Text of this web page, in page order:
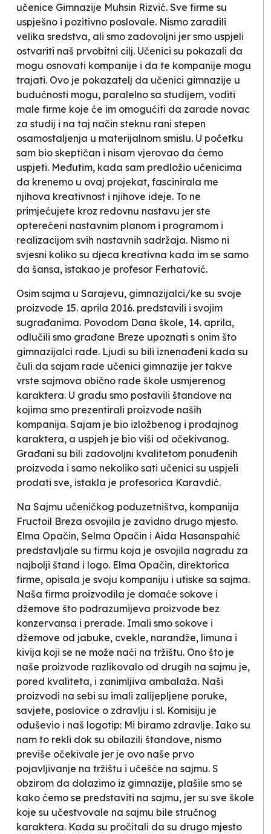
učenice Gimnazije Muhsin Rizvić. Sve firme su
uspješno i pozitivno poslovale. Nismo zaradili
velika sredstva, ali smo zadovoljni jer smo uspjeli
ostvariti naš prvobitni cilj. Učenici su pokazali da
mogu osnovati kompanije i da te kompanije mogu
trajati. Ovo je pokazatelj da učenici gimnazije u
budućnosti mogu, paralelno sa studijem, voditi
male firme koje će im omogućiti da zarade novac
za studij i na taj način steknu rani stepen
osamostaljenja u materijalnom smislu. U početku
sam bio skeptičan i nisam vjerovao da ćemo
uspjeti. Međutim, kada sam predložio učenicima
da krenemo u ovaj projekat, fascinirala me
njihova kreativnost i njihove ideje. To ne
primjećujete kroz redovnu nastavu jer ste
opterećeni nastavnim planom i programom i
realizacijom svih nastavnih sadržaja. Nismo ni
svjesni koliko su djeca kreativna kada im se samo
da šansa, istakao je profesor Ferhatović.
Osim sajma u Sarajevu, gimnazijalci/ke su svoje
proizvode 15. aprila 2016. predstavili i svojim
sugrađanima. Povodom Dana škole, 14. aprila,
odlučili smo građane Breze upoznati s onim što
gimnazijalci rade. Ljudi su bili iznenađeni kada su
čuli da sajam rade učenici gimnazije jer takve
vrste sajmova obično rade škole usmjerenog
karaktera. U gradu smo postavili štandove na
kojima smo prezentirali proizvode naših
kompanija. Sajam je bio izložbenog i prodajnog
karaktera, a uspjeh je bio viši od očekivanog.
Građani su bili zadovoljni kvalitetom ponuđenih
proizvoda i samo nekoliko sati učenici su uspjeli
prodati sve, istakla je profesorica Karavdić.
Na Sajmu učeničkog poduzetništva, kompanija
Fructoil Breza osvojila je zavidno drugo mjesto.
Elma Opačin, Selma Opačin i Aida Hasanspahić
predstavljale su firmu koja je osvojila nagradu za
najbolji štand i logo. Elma Opačin, direktorica
firme, opisala je svoju kompaniju i utiske sa sajma.
Naša firma proizvodila je domaće sokove i
džemove što podrazumijeva proizvode bez
konzervansa i prerade. Imali smo sokove i
džemove od jabuke, cvekle, narandže, limuna i
kivija koji se ne može naći na tržištu. Ono što je
naše proizvode razlikovalo od drugih na sajmu je,
pored kvaliteta, i zanimljiva ambalaža. Naši
proizvodi na sebi su imali zalijepljene poruke,
savjete, poslovice o zdravlju i sl. Komisiju je
oduševio i naš logotip: Mi biramo zdravlje. Iako su
nam to rekli dok su obilazili štandove, nismo
previše očekivale jer je ovo naše prvo
pojavljivanje na tržištu i učešće na sajmu. S
obzirom da dolazimo iz gimnazije, plašile smo se
kako ćemo se predstaviti na sajmu, jer su sve škole
koje su učestvovale na sajmu bile stručnog
karaktera. Kada su pročitali da su drugo mjesto